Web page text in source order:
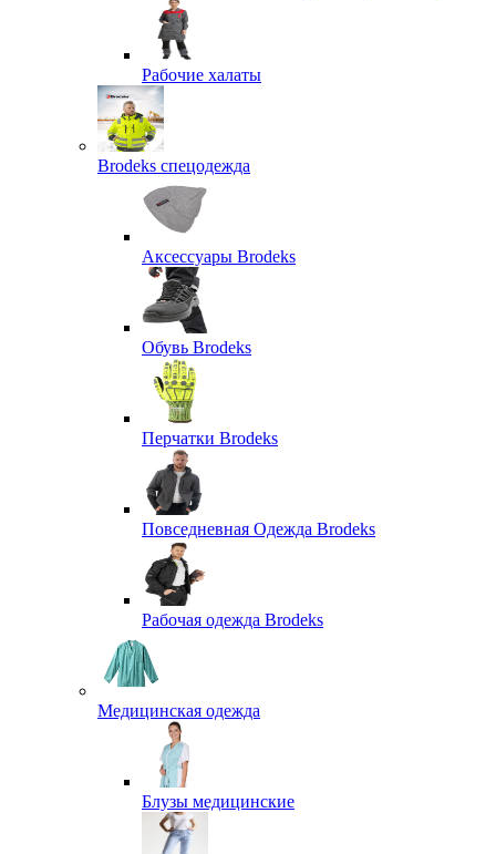
Рабочие халаты
Brodeks спецодежда
Аксессуары Brodeks
Обувь Brodeks
Перчатки Brodeks
Повседневная Одежда Brodeks
Рабочая одежда Brodeks
Медицинская одежда
Блузы медицинские